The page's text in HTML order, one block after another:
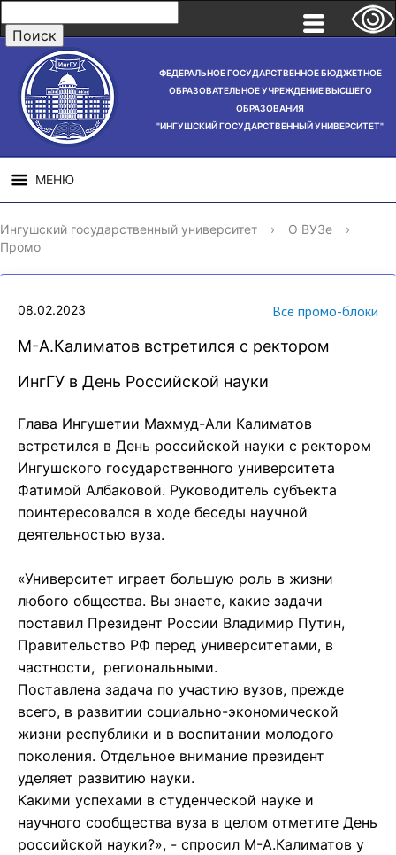
ФЕДЕРАЛЬНОЕ ГОСУДАРСТВЕННОЕ БЮДЖЕТНОЕ
ОБРАЗОВАТЕЛЬНОЕ УЧРЕЖДЕНИЕ ВЫСШЕГО
ОБРАЗОВАНИЯ
"ИНГУШСКИЙ ГОСУДАРСТВЕННЫЙ УНИВЕРСИТЕТ"
МЕНЮ
СВЕДЕНИЯ ОБ
ОБРАЗОВАТЕЛЬНОЙ
НАУЧНАЯ
ДЕЯТЕЛЬНОСТЬ
Ингушский государственный университет › О ВУЗе
›
Промо
08.02.2023 Все промо-блоки
М-А.Калиматов встретился с ректором
ИнгГУ в День Российской науки
Глава Ингушетии Махмуд-Али Калиматов
встретился в День российской науки с ректором
Ингушского государственного университета
Фатимой Албаковой. Руководитель субъекта
поинтересовался в ходе беседы научной
деятельностью вуза.
«Университет играет большую роль в жизни
любого общества. Вы знаете, какие задачи
поставил Президент России Владимир Путин,
Правительство РФ перед университетами, в
частности, региональными.
Поставлена задача по участию вузов, прежде
всего, в развитии социально-экономической
жизни республики и в воспитании молодого
поколения. Отдельное внимание президент
уделяет развитию науки.
Какими успехами в студенческой науке и
научного сообщества вуза в целом отметите День
российской науки?», - спросил М-А.Калиматов у